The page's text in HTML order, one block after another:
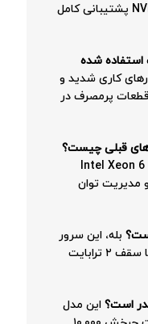
درایوهای SATA SSD و NVMe Gen5 پشتیبانی کامل
مدل از پاور ۱۰۰۰ وات استفاده شده
کاری شدید و
قطعات پرمصرف در
این پردازنده بر پایه معماری جدید Intel Xeon 6
مدیریت توان
بله، این سرور
دارای ۱۶ اسلات رم DDR5 است و تا سقف ۲ ترابایت
است؟ این مدل